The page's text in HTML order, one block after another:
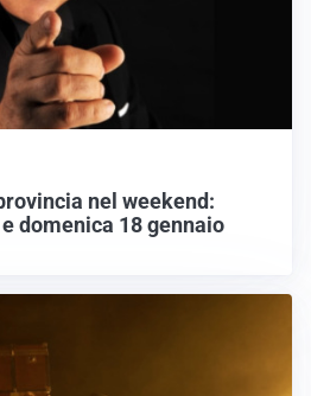
nel weekend:
domenica 18 gennaio